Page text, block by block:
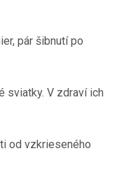
pár šibnutí po
sviatky. V zdraví ich
od vzkrieseného